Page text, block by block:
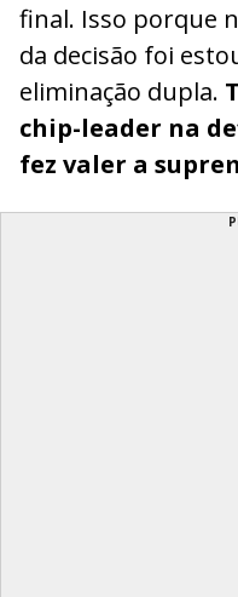
final. Isso porque
da decisão foi
eliminação dupla.
chip-leader na
fez valer a